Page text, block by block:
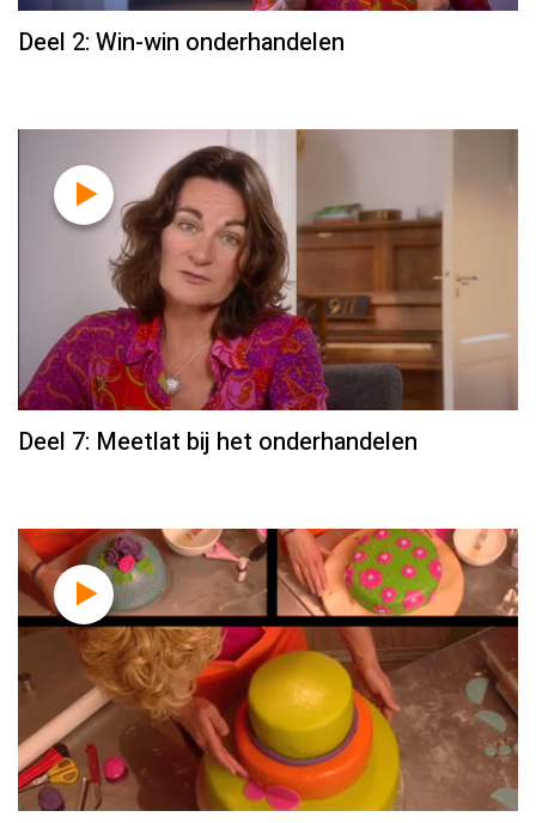
Deel 2: Win-win onderhandelen
Deel 7: Meetlat bij het onderhandelen